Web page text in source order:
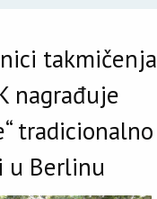
takmičenja
nagrađuje
tradicionalno
u Berlinu